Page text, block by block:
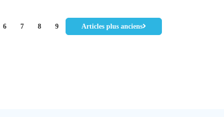
6 7 8 9 Articles plus anciens